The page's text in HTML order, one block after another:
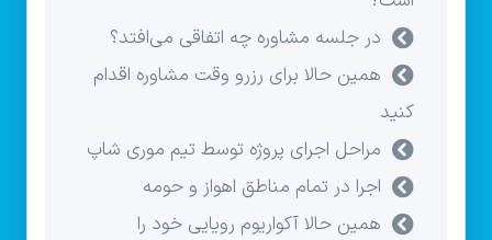
در جلسه مشاوره چه اتفاقی می‌افتد؟
همین حالا برای رزرو وقت مشاوره اقدام
کنید
مراحل اجرای پروژه توسط تیم موری شاپ
اجرا در تمام مناطق اهواز و حومه
همین حالا آکواریوم رویایی خود را